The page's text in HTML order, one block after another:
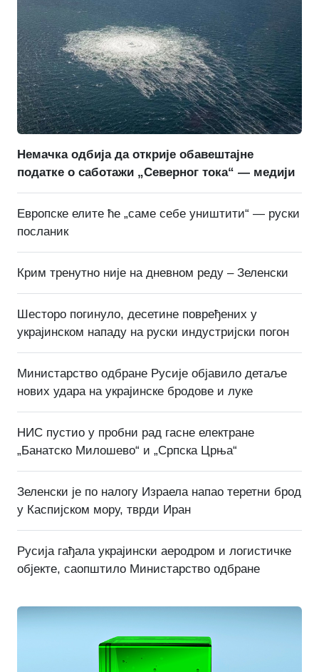
Немачка одбија да открије обавештајне
податке о саботажи „Северног тока“ — медији
Европске елите ће „саме себе уништити“ — руски
посланик
Крим тренутно није на дневном реду – Зеленски
Шесторо погинуло, десетине повређених у
украјинском нападу на руски индустријски погон
Министарство одбране Русије објавило детаље
нових удара на украјинске бродове и луке
НИС пустио у пробни рад гасне електране
„Банатско Милошево“ и „Српска Црња“
Зеленски је по налогу Израела напао теретни брод
у Каспијском мору, тврди Иран
Русија гађала украјински аеродром и логистичке
објекте, саопштило Министарство одбране